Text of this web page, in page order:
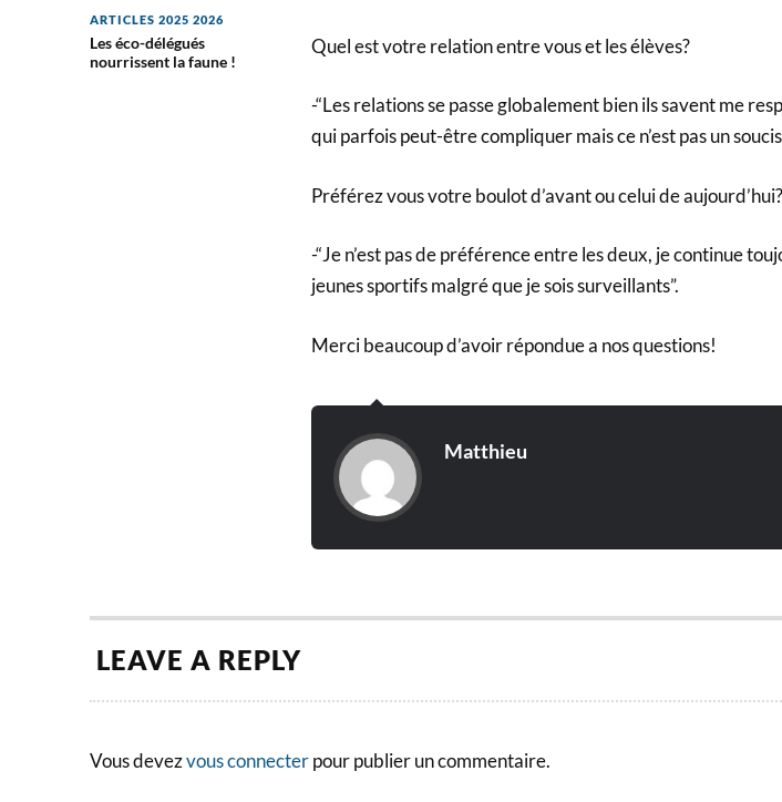
ARTICLES 2025 2026
Les éco-délégués
nourrissent la faune !
Quel est votre relation entre vous et les élèves?
-“Les relations se passe globalement bien ils savent me
qui parfois peut-être compliquer mais ce n’est pas un
Préférez vous votre boulot d’avant ou celui de aujourd’hui?
-“Je n’est pas de préférence entre les deux, je continue
jeunes sportifs malgré que je sois surveillants”.
Merci beaucoup d’avoir répondue a nos questions!
Matthieu
LEAVE A REPLY
Vous devezvous connecterpour publier un commentaire.